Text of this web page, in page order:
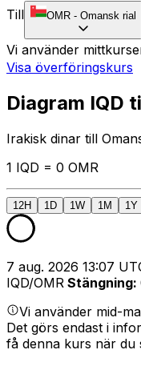
Till
OMR - Omansk rial
Vi använder
Visa överföringskurs
Diagram IQD
Irakisk dinar till
1 IQD = 0 OMR
12H 1D 1W 1M 1Y
7 aug. 2026 13:07
IQD/OMR Stängning:
Vi använder mid-
Det görs endast i
få denna kurs när du